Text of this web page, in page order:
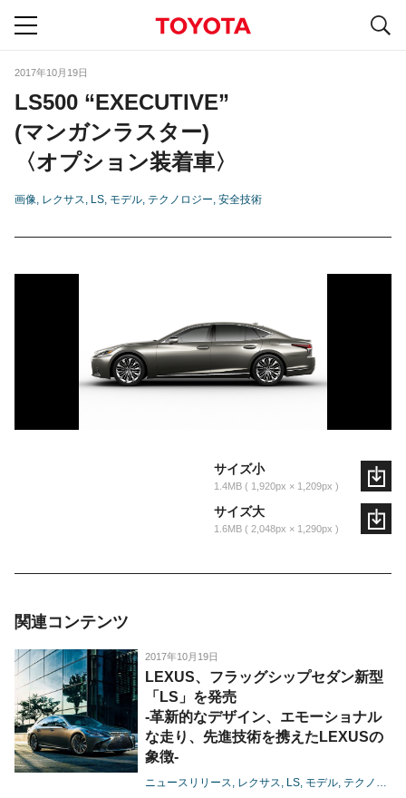
2017年10月19日
LS500 “EXECUTIVE”
(マンガンラスター)
〈オプション装着車〉
画像 レクサス LS モデル テクノロジー 安全技術
サイズ小
1.4MB 1,920px × 1,209px
サイズ大
1.6MB 2,048px × 1,290px
関連コンテンツ
2017年10月19日
LEXUS、フラッグシップセダン新型
「LS」を発売
-革新的なデザイン、エモーショナル
な走り、先進技術を携えたLEXUSの
象徴-
ニュースリリース レクサス LS モデル テクノロジー